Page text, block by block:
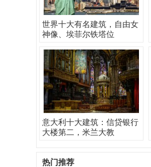
世界十大有名建筑，自由女
神像、埃菲尔铁塔位
意大利十大建筑：信贷银行
大楼第二，米兰大教
热门推荐